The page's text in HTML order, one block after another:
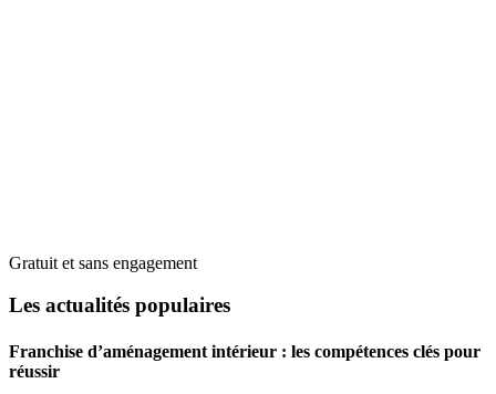
Gratuit et sans engagement
Les actualités populaires
Franchise d’aménagement intérieur : les compétences clés pour
réussir